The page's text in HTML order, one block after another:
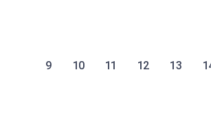
9 10 11 12 13